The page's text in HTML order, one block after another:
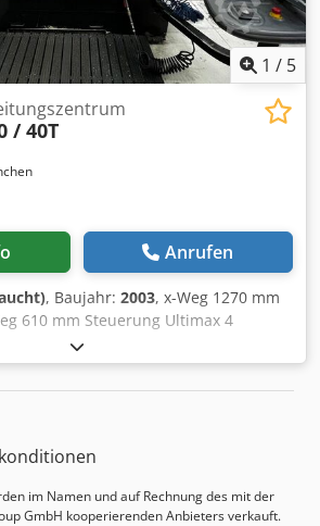
1 / 5
/ 40T
Anrufen
, Baujahr: 2003, x-Weg 1270 mm
610 mm Steuerung Ultimax 4
kg Drehzahl 10.000 U/min
24-fach Werkzeugaufnahme
Ak Uea Antrieb 15 kW Tischgröße
im Namen und auf Rechnung des mit der
GmbH kooperierenden Anbieters verkauft.